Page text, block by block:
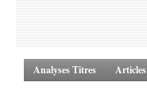
Analyses Titres Articles